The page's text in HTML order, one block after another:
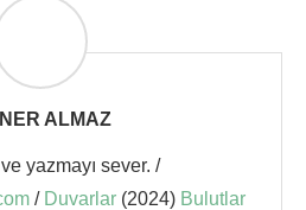
ALMAZ
yazmayı sever. /
/ Duvarlar (2024) Bulutlar